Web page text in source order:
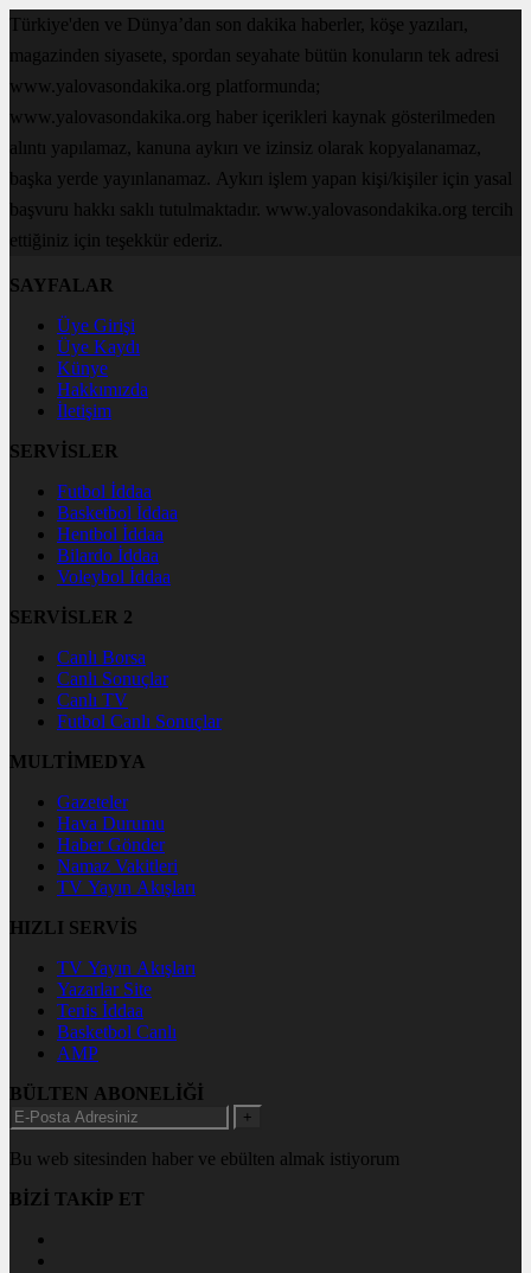
Türkiye'den ve Dünya’dan son dakika haberler, köşe yazıları,
magazinden siyasete, spordan seyahate bütün konuların tek adresi
www.yalovasondakika.org platformunda;
www.yalovasondakika.org haber içerikleri kaynak gösterilmeden
alıntı yapılamaz, kanuna aykırı ve izinsiz olarak kopyalanamaz,
başka yerde yayınlanamaz. Aykırı işlem yapan kişi/kişiler için yasal
başvuru hakkı saklı tutulmaktadır. www.yalovasondakika.org tercih
ettiğiniz için teşekkür ederiz.
SAYFALAR
Üye Girişi
Üye Kaydı
Künye
Hakkımızda
İletişim
SERVİSLER
Futbol İddaa
Basketbol İddaa
Hentbol İddaa
Bilardo İddaa
Voleybol İddaa
SERVİSLER 2
Canlı Borsa
Canlı Sonuçlar
Canlı TV
Futbol Canlı Sonuçlar
MULTİMEDYA
Gazeteler
Hava Durumu
Haber Gönder
Namaz Vakitleri
TV Yayın Akışları
HIZLI SERVİS
TV Yayın Akışları
Yazarlar Site
Tenis İddaa
Basketbol Canlı
AMP
BÜLTEN ABONELİĞİ
+
Bu web sitesinden haber ve ebülten almak istiyorum
BİZİ TAKİP ET